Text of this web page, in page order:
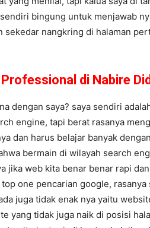
bingung untuk menjawab
sekedar nangkring di halaman
di Nabire
dengan saya? saya sendiri
engine, tapi berat rasanya
dan harus belajar banyak
bermain di wilayah search
jika web kita benar benar rapi
one pencarian google,
juga tidak enak nya yaitu
yang tidak juga naik di posisi